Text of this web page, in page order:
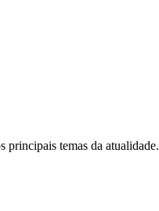
principais temas da atualidade.